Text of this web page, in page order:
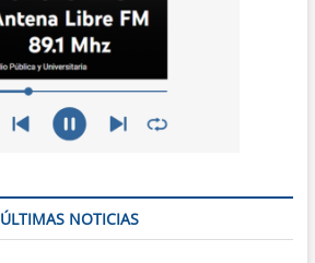
ÚLTIMAS NOTICIAS